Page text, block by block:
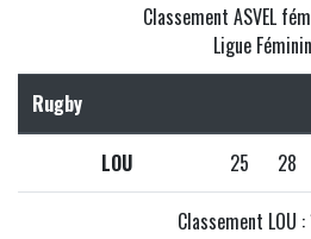
Classement ASVEL
Ligue
Rugby
LOU 25 28
Classement LOU